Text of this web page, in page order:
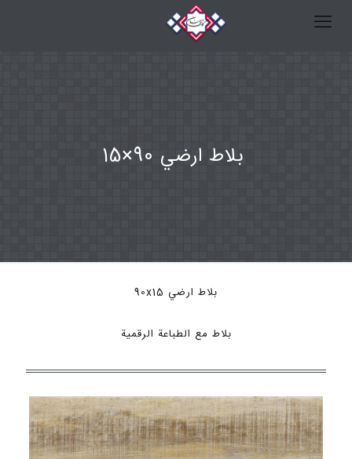
بلاط ارضي 90×15
بلاط ارضي 90x15
بلاط مع الطباعة الرقمية